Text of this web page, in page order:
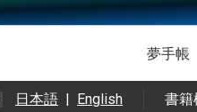
夢手帳
日本語 | English 書籍